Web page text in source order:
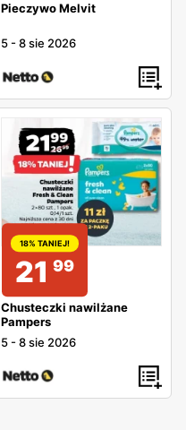
Pieczywo Melvit
5 -8 sie 2026
18% TANIEJ!
21 99
Chusteczki nawilżane
Pampers
5 -8 sie 2026